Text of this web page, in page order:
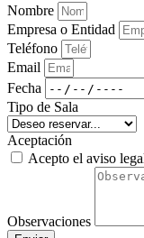
Nombre
Empresa o Entidad
Teléfono
Email
Fecha
Tipo de Sala
Aceptación
Acepto el aviso
Observaciones